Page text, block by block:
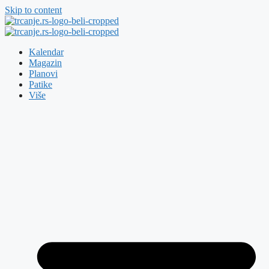
Skip to content
Kalendar
Magazin
Planovi
Patike
Više